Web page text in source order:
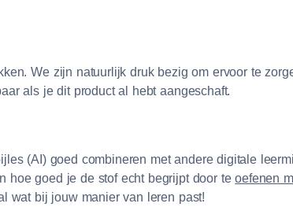
We zijn natuurlijk druk bezig om ervoor te
als je dit product al hebt aangeschaft.
(AI) goed combineren met andere digitale
hoe goed je de stof echt begrijpt door teoefenen
wat bij jouw manier van leren past!